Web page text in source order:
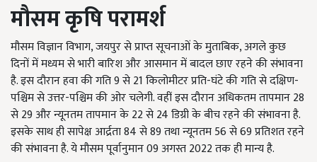
मौसम कृषि परामर्श
मौसम विज्ञान विभाग, जयपुर से प्राप्त सूचनाओं के मुताबिक, अगले कुछ
दिनों में मध्यम से भारी बारिश और आसमान में बादल छाए रहने की संभावना
है. इस दौरान हवा की गति 9 से 21 किलोमीटर प्रति-घंटे की गति से दक्षिण-
पश्चिम से उत्तर-पश्चिम की ओर चलेगी. वहीं इस दौरान अधिकतम तापमान 28
से 29 और न्यूनतम तापमान के 22 से 24 डिग्री के बीच रहने की संभावना है.
इसके साथ ही सापेक्ष आर्द्रता 84 से 89 तथा न्यूनतम 56 से 69 प्रतिशत रहने
की संभावना है. ये मौसम पूर्वानुमान 09 अगस्त 2022 तक ही मान्य है.